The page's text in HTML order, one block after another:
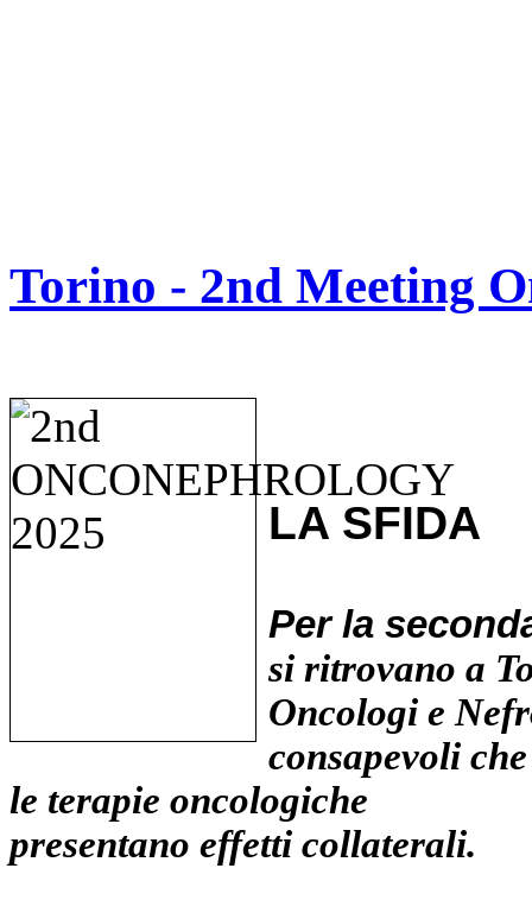
Torino - 2nd Meeting
LA SFIDA
Per la
si ritrovano a
Oncologi e
consapevoli che
le terapie oncologiche
presentano effetti collaterali.